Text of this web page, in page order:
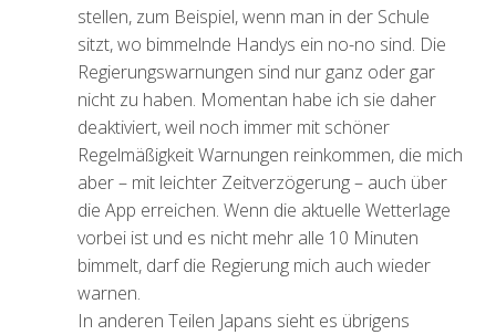
stellen, zum Beispiel, wenn man in der Schule
sitzt, wo bimmelnde Handys ein no-no sind. Die
Regierungswarnungen sind nur ganz oder gar
nicht zu haben. Momentan habe ich sie daher
deaktiviert, weil noch immer mit schöner
Regelmäßigkeit Warnungen reinkommen, die mich
aber – mit leichter Zeitverzögerung – auch über
die App erreichen. Wenn die aktuelle Wetterlage
vorbei ist und es nicht mehr alle 10 Minuten
bimmelt, darf die Regierung mich auch wieder
warnen.
In anderen Teilen Japans sieht es übrigens